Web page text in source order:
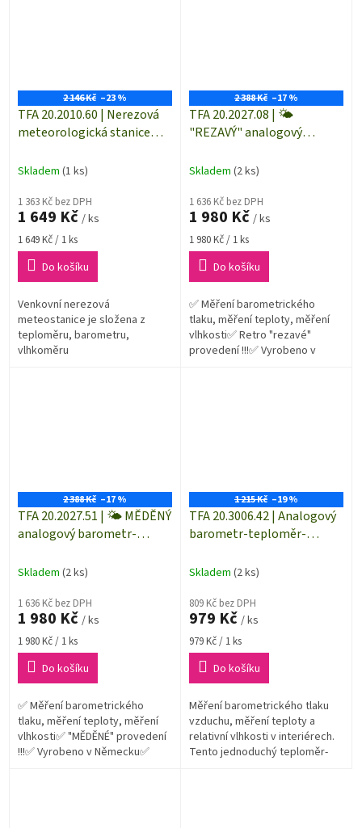
2 146 Kč –23 %
TFA 20.2010.60 | Nerezová
meteorologická stanice
Skladem (1 ks)
1 363 Kč bez DPH
1 649 Kč / ks
Měrná
cena:
1 649 Kč / 1 ks
Do košíku
Venkovní nerezová
meteostanice je složena z
teploměru, barometru,
vlhkoměru
2 388 Kč –17 %
TFA 20.2027.08 | 🌤️
"REZAVÝ" analogový
vlhkoměr | venkovní i
SRN
Skladem (2 ks)
1 636 Kč bez DPH
1 980 Kč / ks
Měrná
cena:
1 980 Kč / 1 ks
Do košíku
✅ Měření barometrického
tlaku, měření teploty, měření
vlhkosti✅ Retro "rezavé"
provedení !!!✅ Vyrobeno v
2 388 Kč –17 %
TFA 20.2027.51 | 🌤️ MĚDĚNÝ
analogový barometr-
venkovní i vnitřní použití |
Skladem (2 ks)
1 636 Kč bez DPH
1 980 Kč / ks
Měrná
cena:
1 980 Kč / 1 ks
Do košíku
✅ Měření barometrického
tlaku, měření teploty, měření
vlhkosti✅ "MĚDĚNÉ" provedení
!!!✅ Vyrobeno v Německu✅
1 215 Kč –19 %
TFA 20.3006.42 | Analogový
barometr-teploměr-
Skladem (2 ks)
809 Kč bez DPH
979 Kč / ks
Měrná
cena:
979 Kč / 1 ks
Do košíku
Měření barometrického tlaku
vzduchu, měření teploty a
relativní vlhkosti v interiérech.
Tento jednoduchý teploměr-